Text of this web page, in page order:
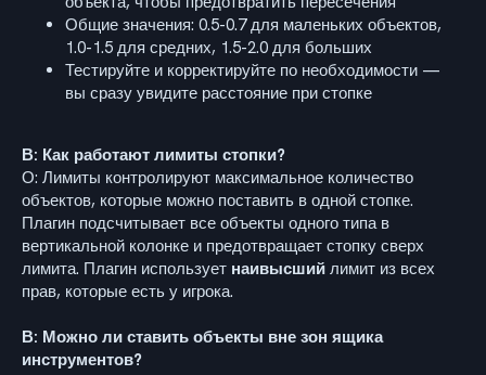
Общие значения: 0.5-0.7 для маленьких объектов,
1.0-1.5 для средних, 1.5-2.0 для больших
Тестируйте и корректируйте по необходимости —
вы сразу увидите расстояние при стопке
В: Как работают лимиты стопки?
О: Лимиты контролируют максимальное количество
объектов, которые можно поставить в одной стопке.
Плагин подсчитывает все объекты одного типа в
вертикальной колонке и предотвращает стопку сверх
лимита. Плагин использует наивысший лимит из всех
прав, которые есть у игрока.
В: Можно ли ставить объекты вне зон ящика
инструментов?